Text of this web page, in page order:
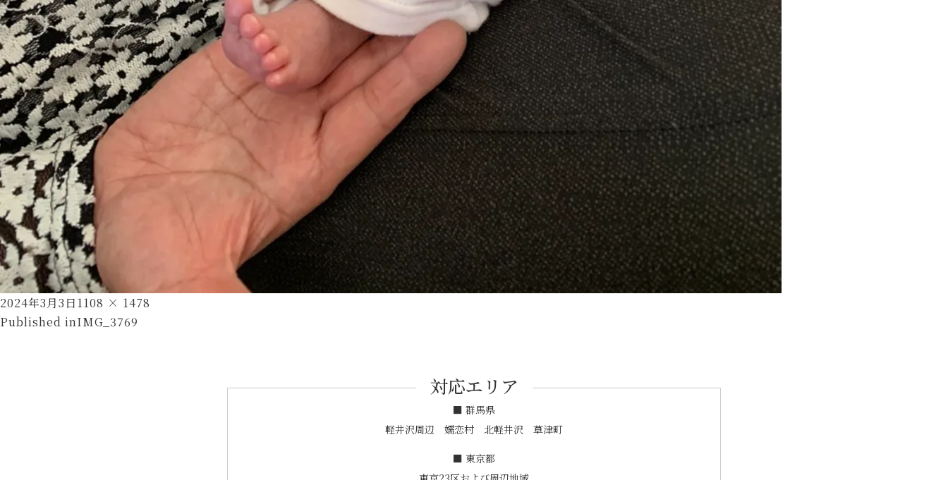
Posted
on
2024年3月3日Full
size
1108 × 1478
投
Published inIMG_3769
対応エリア
■ 群馬県
軽井沢周辺 嬬恋村 北軽井沢 草津町
■ 東京都